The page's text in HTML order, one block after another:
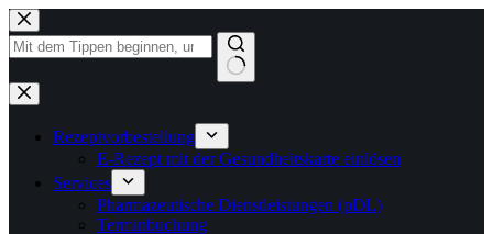
Zum
Inhalt
springen
Keine
Ergebnisse
Rezeptvorbestellung
E-Rezept mit der Gesundheitskarte einlösen
Services
Pharmazeutische Dienstleistungen (pDL)
Terminbuchung